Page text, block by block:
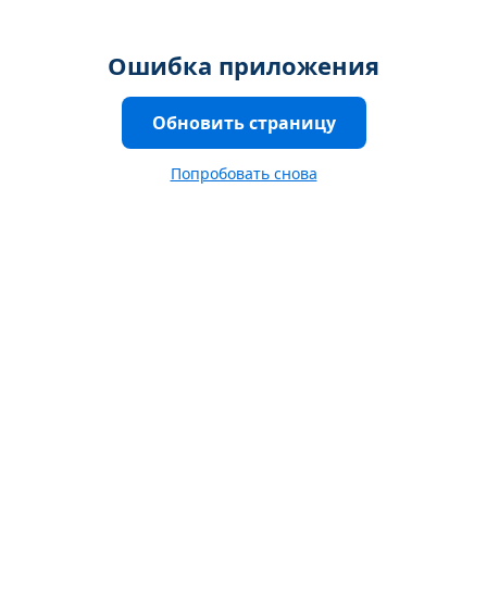
Ошибка приложения
Обновить страницу
Попробовать снова